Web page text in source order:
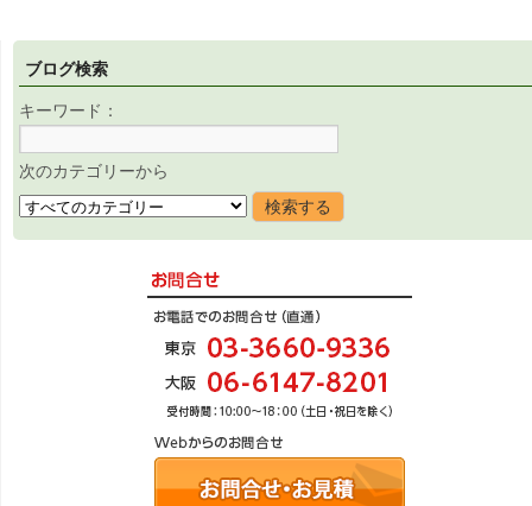
ブログ検索
キーワード：
次のカテゴリーから